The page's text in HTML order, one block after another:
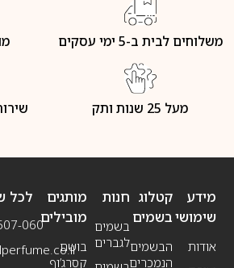
משלוחים לבית ב-5 ימי עסקים
מעל 25 שנות ותק
מידע
שימושי
אודות
חנות
בשמים
לגברים
קטלוג
בשמים
הבשמים
הנמכרים
מותגים
מובילים
בושם
קסרג’וף
לכל
060